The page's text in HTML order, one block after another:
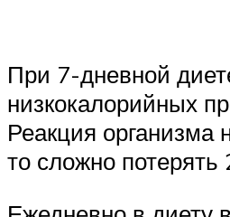
При 7-дневной
низкокалорийных
Реакция организма
то сложно